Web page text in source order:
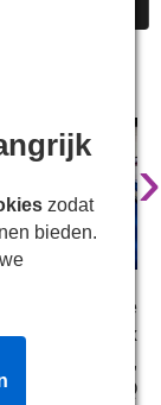
›
winnende
Jeffrey Marx
ondeugende,
Avenue Q
zodat
bieden.